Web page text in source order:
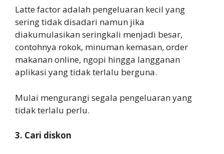
Latte factor adalah pengeluaran kecil yang
sering tidak disadari namun jika
diakumulasikan seringkali menjadi besar,
contohnya rokok, minuman kemasan, order
makanan online, ngopi hingga langganan
aplikasi yang tidak terlalu berguna.
Mulai mengurangi segala pengeluaran yang
tidak terlalu perlu.
3. Cari diskon